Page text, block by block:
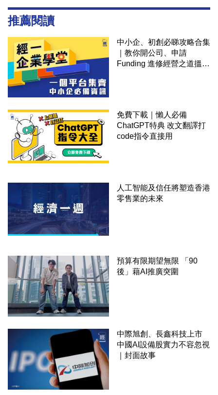
推薦閱讀
中小企、初創必睇攻略合集
｜教你開公司、申請
Funding 進修經營之道搵大
免費下載｜懶人必備
ChatGPT特典 改文翻譯打
code指令直接用
人工智能及信任將塑造香港
零售業的未來
預算有限期望無限 「90
後」藉AI推廣突圍
中際旭創、長鑫科技上市
中國AI設備股實力不容忽視
｜封面故事